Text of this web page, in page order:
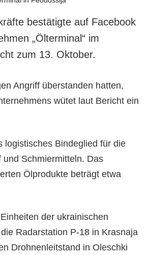
bestätigte auf Facebook
„Ölterminal“ im
zum 13. Oktober.
Angriff überstanden hatten,
wütet laut Bericht ein
logistisches Bindeglied für die
und Schmiermitteln. Das
Ölprodukte beträgt etwa
der ukrainischen
Radarstation P-18 in Krasnaja
Drohnenleitstand in Oleschki